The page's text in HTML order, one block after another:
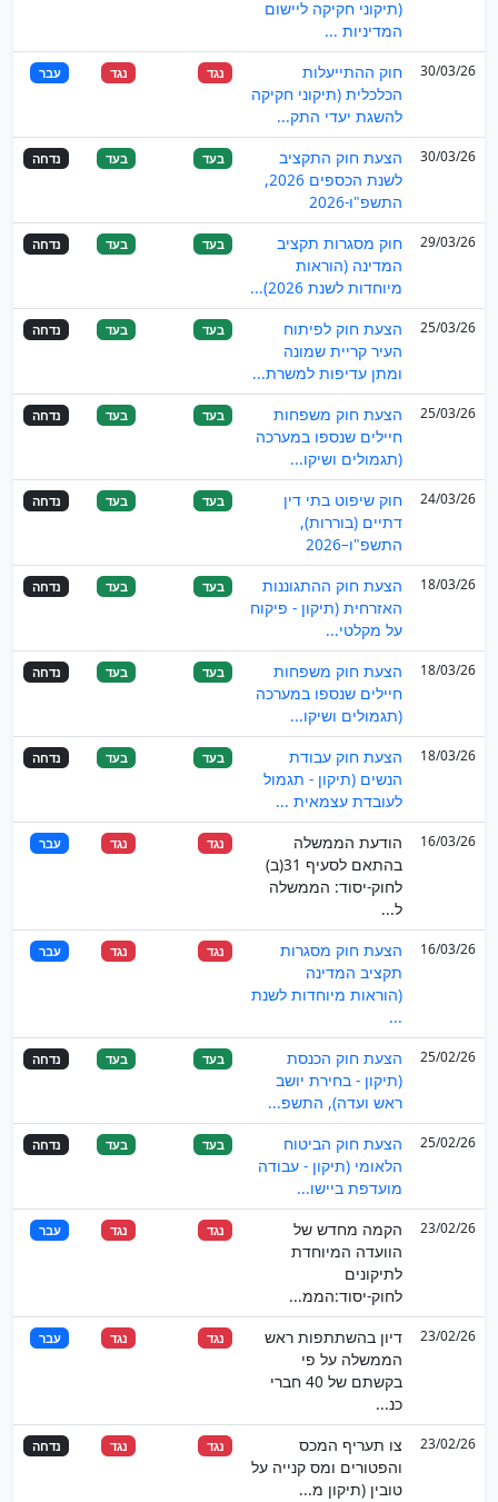
(תיקוני חקיקה ליישום
המדיניות ...
30/03/26
חוק ההתייעלות
הכלכלית (תיקוני חקיקה
להשגת יעדי התק...
נגד נגד עבר
30/03/26
הצעת חוק התקציב
לשנת הכספים 2026,
התשפ"ו-2026
בעד בעד נדחה
29/03/26
חוק מסגרות תקציב
המדינה (הוראות
מיוחדות לשנת 2026)...
בעד בעד נדחה
25/03/26
הצעת חוק לפיתוח
העיר קריית שמונה
ומתן עדיפות למשרת...
בעד בעד נדחה
25/03/26
הצעת חוק משפחות
חיילים שנספו במערכה
(תגמולים ושיקו...
בעד בעד נדחה
24/03/26
חוק שיפוט בתי דין
דתיים (בוררות),
התשפ"ו–2026
בעד בעד נדחה
18/03/26
הצעת חוק ההתגוננות
האזרחית (תיקון - פיקוח
על מקלטי...
בעד בעד נדחה
18/03/26
הצעת חוק משפחות
חיילים שנספו במערכה
(תגמולים ושיקו...
בעד בעד נדחה
18/03/26
הצעת חוק עבודת
הנשים (תיקון - תגמול
לעובדת עצמאית ...
בעד בעד נדחה
16/03/26
הודעת הממשלה
בהתאם לסעיף 31(ב)
לחוק-יסוד: הממשלה
ל...
נגד נגד עבר
16/03/26
הצעת חוק מסגרות
תקציב המדינה
(הוראות מיוחדות לשנת
...
נגד נגד עבר
25/02/26
הצעת חוק הכנסת
(תיקון - בחירת יושב
ראש ועדה), התשפ...
בעד בעד נדחה
25/02/26
הצעת חוק הביטוח
הלאומי (תיקון - עבודה
מועדפת ביישו...
בעד בעד נדחה
23/02/26
הקמה מחדש של
הוועדה המיוחדת
לתיקונים
לחוק-יסוד:הממ...
נגד נגד עבר
23/02/26
דיון בהשתתפות ראש
הממשלה על פי
בקשתם של 40 חברי
כנ...
נגד נגד עבר
23/02/26
צו תעריף המכס
והפטורים ומס קנייה על
טובין (תיקון מ...
נגד נגד נדחה